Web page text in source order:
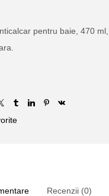
pentru baie, 470
Recenzii (0)